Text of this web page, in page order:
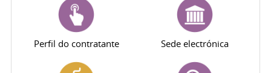
Perfil do contratante Sede electrónica